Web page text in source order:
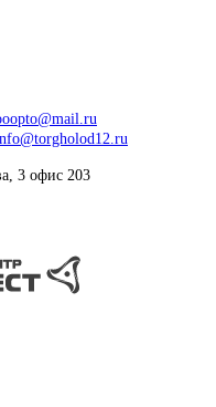
3 офис 203